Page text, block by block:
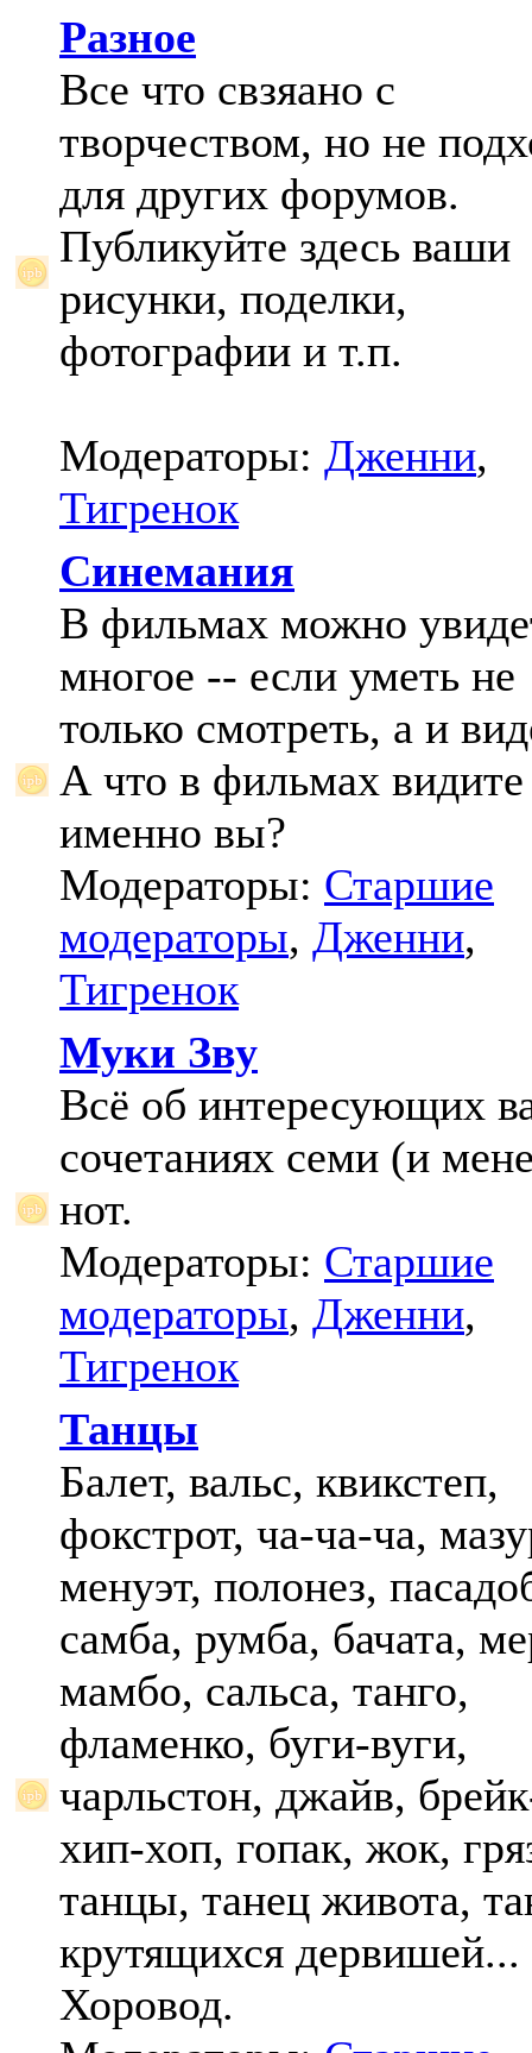
Разное
Все что свзяано с
творчеством, но не
для других форумов.
Публикуйте здесь ваши
рисунки, поделки,
фотографии и т.п.
Модераторы: Дженни,
Тигренок
Синемания
В фильмах можно
многое -- если уметь не
только смотреть, а и
А что в фильмах видите
именно вы?
Модераторы: Старшие
модераторы, Дженни,
Тигренок
Муки Зву
Всё об интересующих
сочетаниях семи (и
нот.
Модераторы: Старшие
модераторы, Дженни,
Тигренок
Танцы
Балет, вальс, квикстеп,
фокстрот, ча-ча-ча,
менуэт, полонез,
самба, румба, бачата,
мамбо, сальса, танго,
фламенко, буги-вуги,
чарльстон, джайв,
хип-хоп, гопак, жок,
танцы, танец живота,
крутящихся дервишей...
Хоровод.